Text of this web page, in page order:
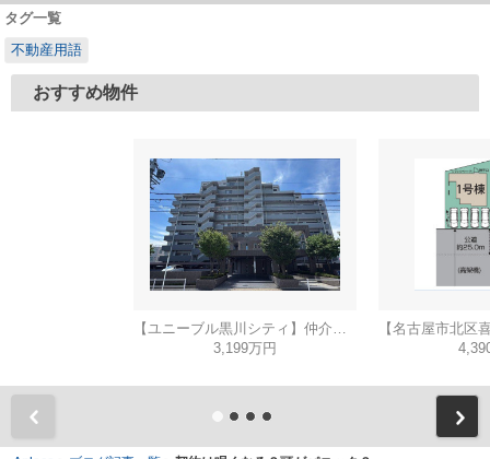
タグ一覧
不動産用語
おすすめ物件
3,199万円